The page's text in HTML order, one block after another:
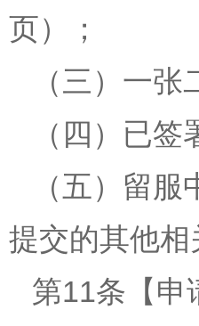
页）；
（三）一
（四）已
（五）留
提交的其他相
第11条【申